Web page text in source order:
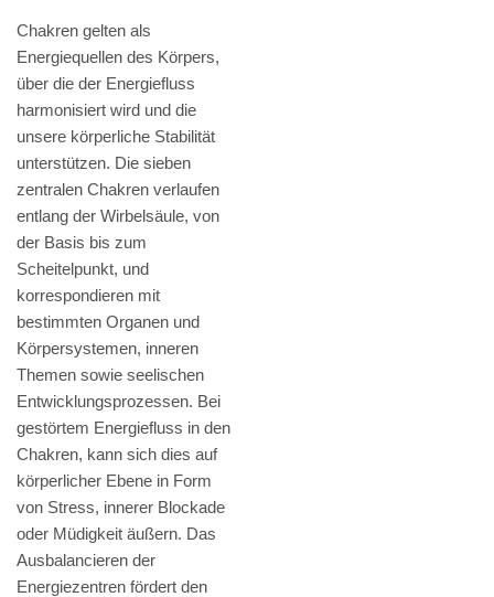
Chakren gelten als
Energiequellen des Körpers,
über die der Energiefluss
harmonisiert wird und die
unsere körperliche Stabilität
unterstützen. Die sieben
zentralen Chakren verlaufen
entlang der Wirbelsäule, von
der Basis bis zum
Scheitelpunkt, und
korrespondieren mit
bestimmten Organen und
Körpersystemen, inneren
Themen sowie seelischen
Entwicklungsprozessen. Bei
gestörtem Energiefluss in den
Chakren, kann sich dies auf
körperlicher Ebene in Form
von Stress, innerer Blockade
oder Müdigkeit äußern. Das
Ausbalancieren der
Energiezentren fördert den